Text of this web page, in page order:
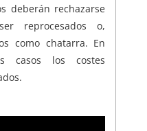
deberán rechazarse
reprocesados o,
como chatarra. En
casos los costes